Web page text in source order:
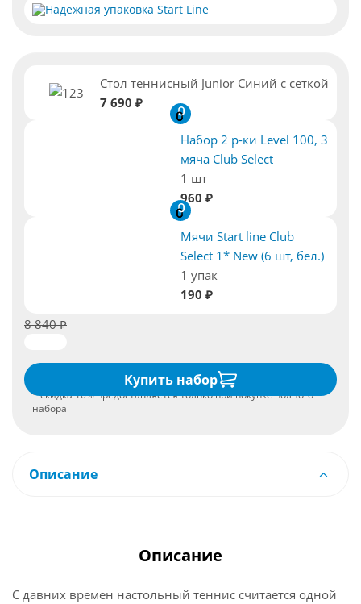
Надежная упаковка Start Line
Стол теннисный Junior Синий с сеткой
7 690 ₽
Набор 2 р-ки Level 100, 3
мяча Club Select
1 шт
960 ₽
Мячи Start line Club
Select 1* New (6 шт, бел.)
1 упак
190 ₽
8 840 ₽
Купить набор
* скидка 10% предоставляется только при покупке полного
набора
Описание
Описание
С давних времен настольный теннис считается одной